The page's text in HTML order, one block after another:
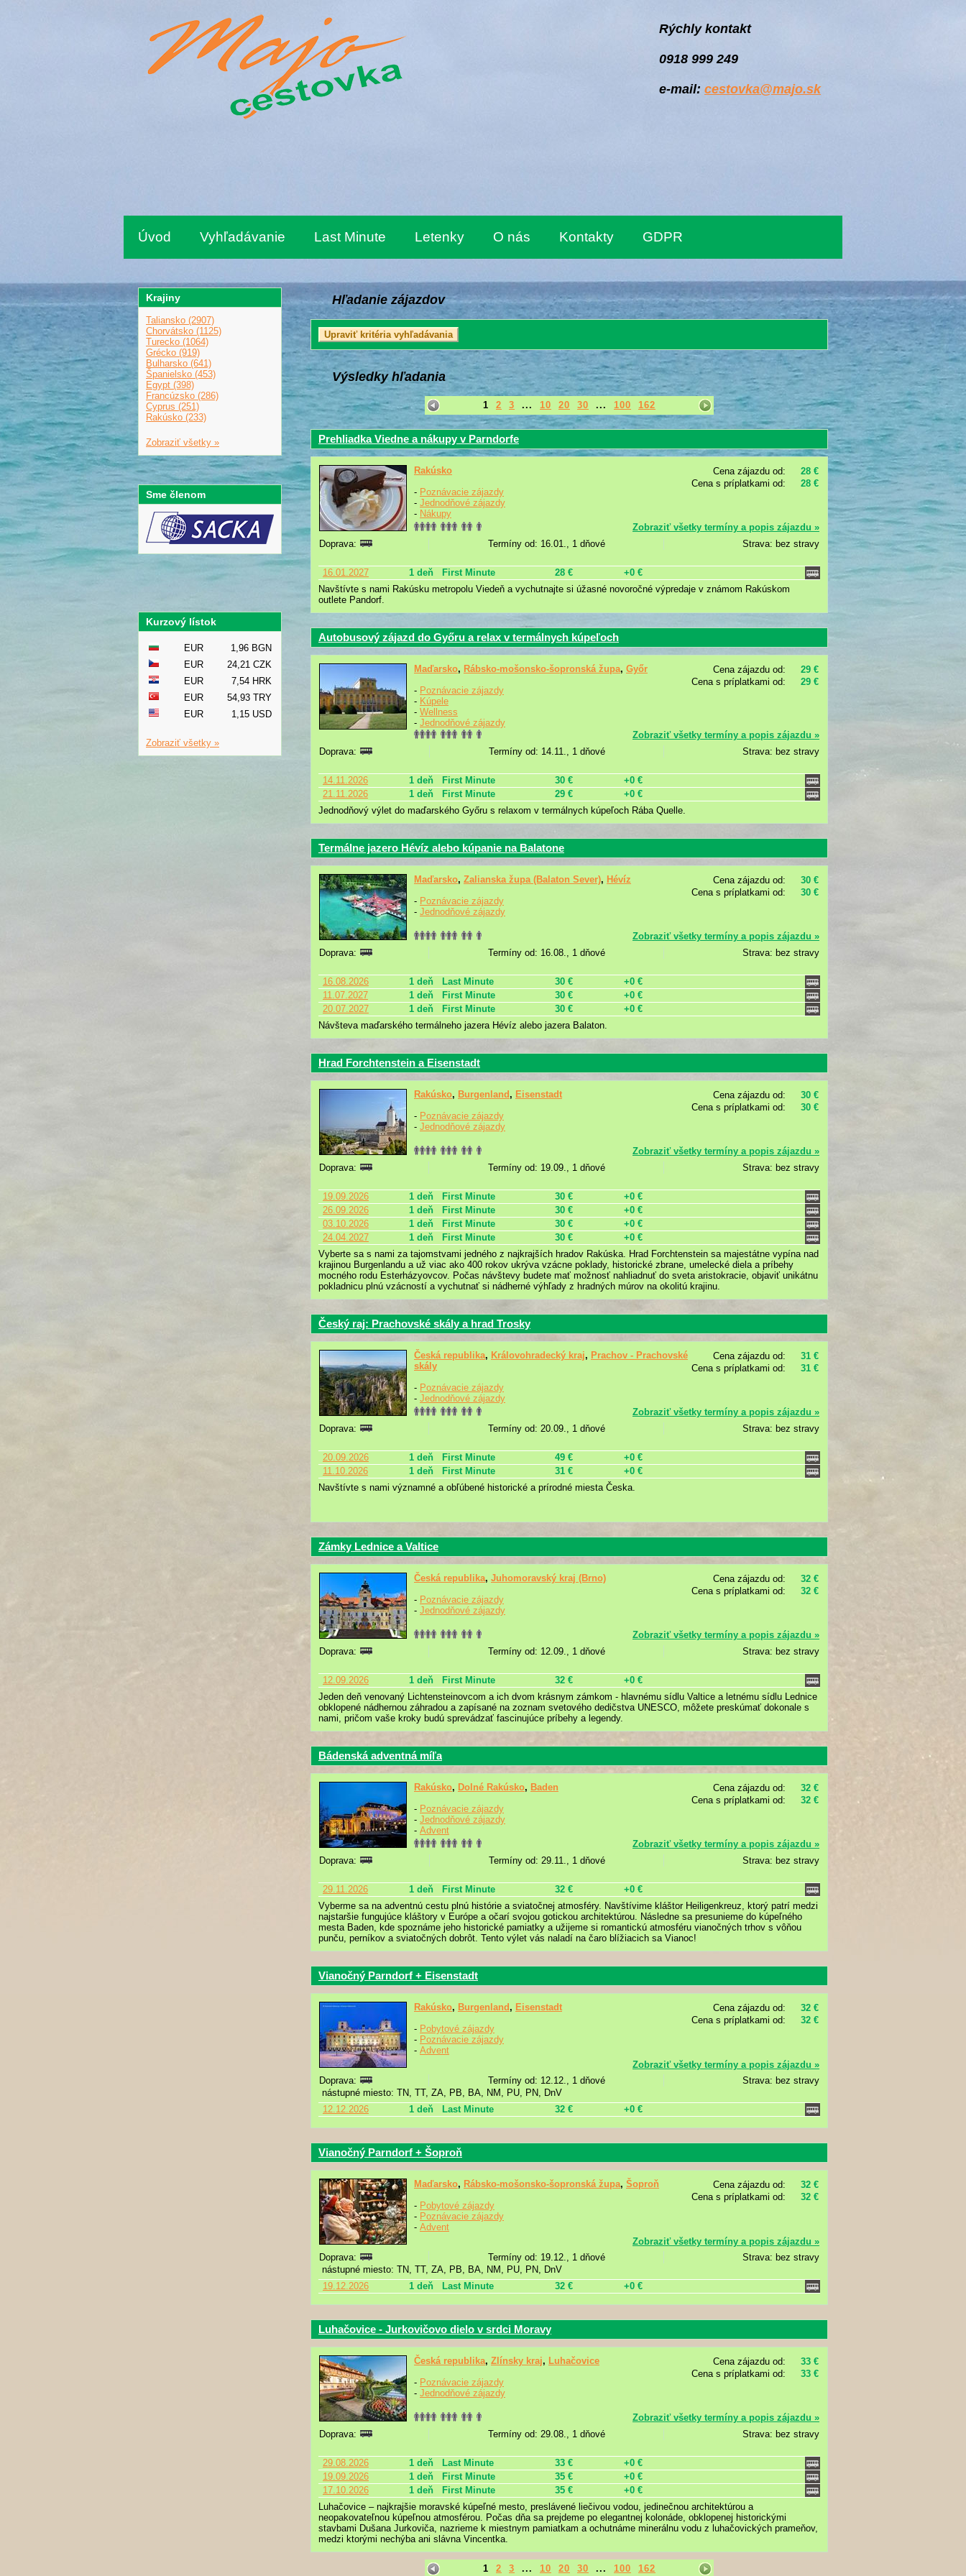
Rýchly kontakt
0918 999 249
e-mail: cestovka@majo.sk
Úvod Vyhľadávanie Last Minute Letenky O nás Kontakty GDPR
Hľadanie zájazdov
Výsledky hľadania
1 2 3 ... 10 20 30 ... 100 162
Prehliadka Viedne a nákupy v Parndorfe
Cena zájazdu od:
28 €
Cena s príplatkami od:
28 €
Rakúsko
- Poznávacie zájazdy
- Jednodňové zájazdy
- Nákupy
Zobraziť všetky termíny a popis zájazdu »
Doprava:
Termíny od: 16.01., 1 dňové Strava: bez stravy
16.01.2027 1 deň First Minute 28 €
+0 €
Navštívte s nami Rakúsku metropolu Viedeň a vychutnajte si úžasné novoročné výpredaje v známom Rakúskom
outlete Pandorf.
Autobusový zájazd do Győru a relax v termálnych kúpeľoch
Cena zájazdu od:
29 €
Cena s príplatkami od:
29 €
Maďarsko, Rábsko-mošonsko-šopronská župa, Győr
- Poznávacie zájazdy
- Kúpele
- Wellness
- Jednodňové zájazdy
Zobraziť všetky termíny a popis zájazdu »
Doprava:
Termíny od: 14.11., 1 dňové Strava: bez stravy
14.11.2026 1 deň First Minute 30 €
+0 €
21.11.2026
1 deň First Minute 29 €
+0 €
Jednodňový výlet do maďarského Győru s relaxom v termálnych kúpeľoch Rába Quelle.
Termálne jazero Hévíz alebo kúpanie na Balatone
Cena zájazdu od:
30 €
Cena s príplatkami od:
30 €
Maďarsko, Zalianska župa (Balaton Sever), Hévíz
- Poznávacie zájazdy
- Jednodňové zájazdy
Zobraziť všetky termíny a popis zájazdu »
Doprava:
Termíny od: 16.08., 1 dňové Strava: bez stravy
16.08.2026 1 deň Last Minute 30 €
+0 €
11.07.2027
1 deň First Minute 30 €
+0 €
20.07.2027
1 deň First Minute 30 €
+0 €
Návšteva maďarského termálneho jazera Hévíz alebo jazera Balaton.
Hrad Forchtenstein a Eisenstadt
Cena zájazdu od:
30 €
Cena s príplatkami od:
30 €
Rakúsko, Burgenland , Eisenstadt
- Poznávacie zájazdy
- Jednodňové zájazdy
Zobraziť všetky termíny a popis zájazdu »
Doprava:
Termíny od: 19.09., 1 dňové Strava: bez stravy
19.09.2026 1 deň First Minute 30 €
+0 €
26.09.2026
1 deň First Minute 30 €
+0 €
03.10.2026
1 deň First Minute 30 €
+0 €
24.04.2027
1 deň First Minute 30 €
+0 €
Vyberte sa s nami za tajomstvami jedného z najkrajších hradov Rakúska. Hrad Forchtenstein sa majestátne vypína nad
krajinou Burgenlandu a už viac ako 400 rokov ukrýva vzácne poklady, historické zbrane, umelecké diela a príbehy
mocného rodu Esterházyovcov. Počas návštevy budete mať možnosť nahliadnuť do sveta aristokracie, objaviť unikátnu
pokladnicu plnú vzácností a vychutnať si nádherné výhľady z hradných múrov na okolitú krajinu.
Český raj: Prachovské skály a hrad Trosky
Cena zájazdu od:
31 €
Cena s príplatkami od:
31 €
Česká republika, Královohradecký kraj, Prachov - Prachovské
skály
- Poznávacie zájazdy
- Jednodňové zájazdy
Zobraziť všetky termíny a popis zájazdu »
Doprava:
Termíny od: 20.09., 1 dňové Strava: bez stravy
20.09.2026 1 deň First Minute 49 €
+0 €
11.10.2026
1 deň First Minute 31 €
+0 €
Navštívte s nami významné a obľúbené historické a prírodné miesta Česka.
Zámky Lednice a Valtice
Cena zájazdu od:
32 €
Cena s príplatkami od:
32 €
Česká republika, Juhomoravský kraj (Brno)
- Poznávacie zájazdy
- Jednodňové zájazdy
Zobraziť všetky termíny a popis zájazdu »
Doprava:
Termíny od: 12.09., 1 dňové Strava: bez stravy
12.09.2026 1 deň First Minute 32 €
+0 €
Jeden deň venovaný Lichtensteinovcom a ich dvom krásnym zámkom - hlavnému sídlu Valtice a letnému sídlu Lednice
obklopené nádhernou záhradou a zapísané na zoznam svetového dedičstva UNESCO, môžete preskúmať dokonale s
nami, pričom vaše kroky budú sprevádzať fascinujúce príbehy a legendy.
Bádenská adventná míľa
Cena zájazdu od:
32 €
Cena s príplatkami od:
32 €
Rakúsko, Dolné Rakúsko, Baden
- Poznávacie zájazdy
- Jednodňové zájazdy
- Advent
Zobraziť všetky termíny a popis zájazdu »
Doprava:
Termíny od: 29.11., 1 dňové Strava: bez stravy
29.11.2026 1 deň First Minute 32 €
+0 €
Vyberme sa na adventnú cestu plnú histórie a sviatočnej atmosféry. Navštívime kláštor Heiligenkreuz, ktorý patrí medzi
najstaršie fungujúce kláštory v Európe a očarí svojou gotickou architektúrou. Následne sa presunieme do kúpeľného
mesta Baden, kde spoznáme jeho historické pamiatky a užijeme si romantickú atmosféru vianočných trhov s vôňou
punču, perníkov a sviatočných dobrôt. Tento výlet vás naladí na čaro blížiacich sa Vianoc!
Vianočný Parndorf + Eisenstadt
Cena zájazdu od:
32 €
Cena s príplatkami od:
32 €
Rakúsko, Burgenland , Eisenstadt
- Pobytové zájazdy
- Poznávacie zájazdy
- Advent
Zobraziť všetky termíny a popis zájazdu »
Doprava:
Termíny od: 12.12., 1 dňové
Strava: bez stravy
nástupné miesto: TN, TT, ZA, PB, BA, NM, PU, PN, DnV
12.12.2026
1 deň Last Minute 32 € +0 €
Vianočný Parndorf + Šoproň
Cena zájazdu od:
32 €
Cena s príplatkami od:
32 €
Maďarsko, Rábsko-mošonsko-šopronská župa, Šoproň
- Pobytové zájazdy
- Poznávacie zájazdy
- Advent
Zobraziť všetky termíny a popis zájazdu »
Doprava:
Termíny od: 19.12., 1 dňové
Strava: bez stravy
nástupné miesto: TN, TT, ZA, PB, BA, NM, PU, PN, DnV
19.12.2026
1 deň Last Minute 32 € +0 €
Luhačovice - Jurkovičovo dielo v srdci Moravy
Cena zájazdu od:
33 €
Cena s príplatkami od:
33 €
Česká republika, Zlínsky kraj, Luhačovice
- Poznávacie zájazdy
- Jednodňové zájazdy
Zobraziť všetky termíny a popis zájazdu »
Doprava:
Termíny od: 29.08., 1 dňové Strava: bez stravy
29.08.2026 1 deň Last Minute 33 €
+0 €
19.09.2026
1 deň First Minute 35 €
+0 €
17.10.2026
1 deň First Minute 35 €
+0 €
Luhačovice – najkrajšie moravské kúpeľné mesto, preslávené liečivou vodou, jedinečnou architektúrou a
neopakovateľnou kúpeľnou atmosférou. Počas dňa sa prejdeme po elegantnej kolonáde, obklopenej historickými
stavbami Dušana Jurkoviča, nazrieme k miestnym pamiatkam a ochutnáme minerálnu vodu z luhačovických prameňov,
medzi ktorými nechýba ani slávna Vincentka.
1 2 3 ... 10 20 30 ... 100 162
Krajiny
Taliansko (2907)
Chorvátsko (1125)
Turecko (1064)
Grécko (919)
Bulharsko (641)
Španielsko (453)
Egypt (398)
Francúzsko (286)
Cyprus (251)
Rakúsko (233)
Zobraziť všetky »
Sme členom
Kurzový lístok
EUR
1,96 BGN
EUR
24,21 CZK
EUR
7,54 HRK
EUR
54,93 TRY
EUR
1,15 USD
Zobraziť všetky »